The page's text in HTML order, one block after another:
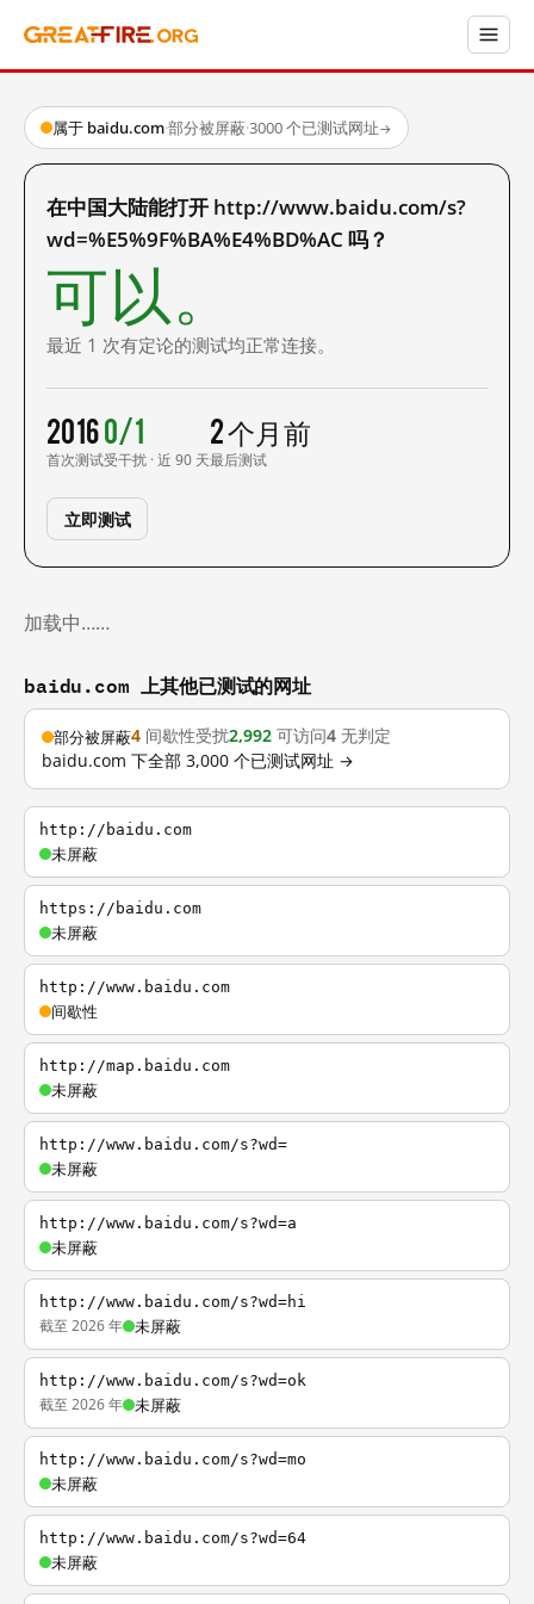
属于 baidu.com·部分被屏蔽·3000 个已测试网址→
在中国大陆能打开 http://www.baidu.com/s?
wd=%E5%9F%BA%E4%BD%AC 吗？
可以。
最近 1 次有定论的测试均正常连接。
2016
首次测试
0/1
受干扰 · 近 90 天
2 个月前
最后测试
立即测试
加载中……
baidu.com 上其他已测试的网址
部分被屏蔽4 间歇性受扰2,992 可访问4 无判定
baidu.com 下全部 3,000 个已测试网址 →
http://baidu.com
未屏蔽
https://baidu.com
未屏蔽
http://www.baidu.com
间歇性
http://map.baidu.com
未屏蔽
http://www.baidu.com/s?wd=
未屏蔽
http://www.baidu.com/s?wd=a
未屏蔽
http://www.baidu.com/s?wd=hi
截至 2026 年 未屏蔽
http://www.baidu.com/s?wd=ok
截至 2026 年 未屏蔽
http://www.baidu.com/s?wd=mo
未屏蔽
http://www.baidu.com/s?wd=64
未屏蔽